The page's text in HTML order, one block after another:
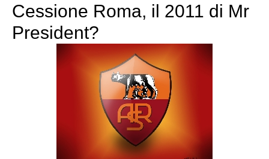
Cessione Roma, il 2011 di Mr
President?